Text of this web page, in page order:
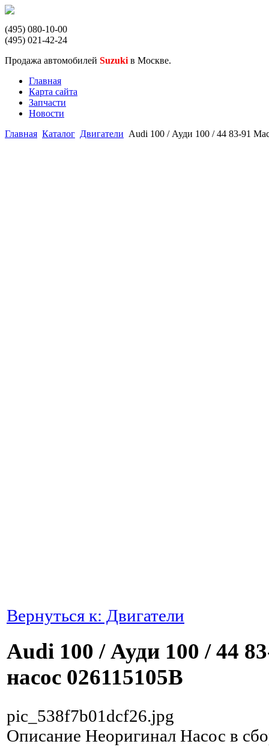
(495) 080-10-00
(495) 021-42-24
Продажа автомобилей Suzuki в Москве.
Главная
Карта сайта
Запчасти
Новости
Главная Каталог Двигатели Audi 100 / Ауди 100 / 44 83-91
Вернуться к: Двигатели
Audi 100 / Ауди 100 / 44
насос 026115105B
pic_538f7b01dcf26.jpg
Описание Неоригинал Насос в